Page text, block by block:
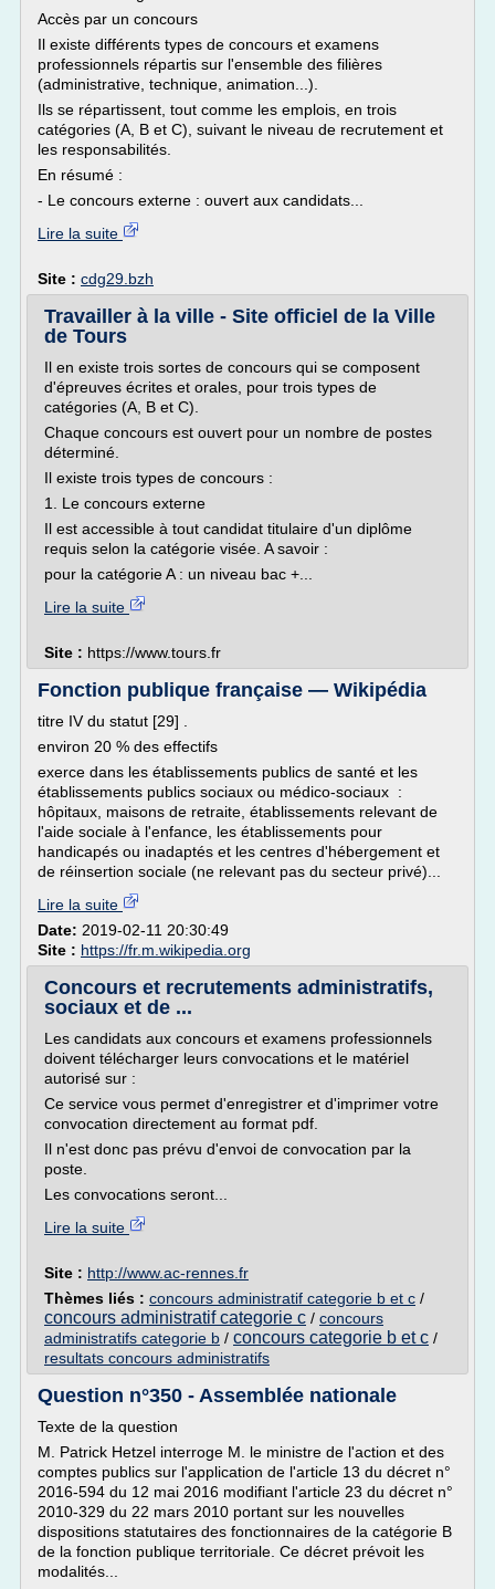
Accès par un concours
Il existe différents types de concours et examens
professionnels répartis sur l'ensemble des filières
(administrative, technique, animation...).
Ils se répartissent, tout comme les emplois, en trois
catégories (A, B et C), suivant le niveau de recrutement et
les responsabilités.
En résumé :
- Le concours externe : ouvert aux candidats...
Lire la suite
Site : cdg29.bzh
Travailler à la ville - Site officiel de la Ville
de Tours
Il en existe trois sortes de concours qui se composent
d'épreuves écrites et orales, pour trois types de
catégories (A, B et C).
Chaque concours est ouvert pour un nombre de postes
déterminé.
Il existe trois types de concours :
1. Le concours externe
Il est accessible à tout candidat titulaire d'un diplôme
requis selon la catégorie visée. A savoir :
pour la catégorie A : un niveau bac +...
Lire la suite
Site : https://www.tours.fr
Fonction publique française — Wikipédia
titre IV du statut [29] .
environ 20 % des effectifs
exerce dans les établissements publics de santé et les
établissements publics sociaux ou médico-sociaux :
hôpitaux, maisons de retraite, établissements relevant de
l'aide sociale à l'enfance, les établissements pour
handicapés ou inadaptés et les centres d'hébergement et
de réinsertion sociale (ne relevant pas du secteur privé)...
Lire la suite
Date: 2019-02-11 20:30:49
Site : https://fr.m.wikipedia.org
Concours et recrutements administratifs,
sociaux et de ...
Les candidats aux concours et examens professionnels
doivent télécharger leurs convocations et le matériel
autorisé sur :
Ce service vous permet d'enregistrer et d'imprimer votre
convocation directement au format pdf.
Il n'est donc pas prévu d'envoi de convocation par la
poste.
Les convocations seront...
Lire la suite
Site : http://www.ac-rennes.fr
Thèmes liés : concours administratif categorie b et c /
concours administratif categorie c / concours
administratifs categorie b / concours categorie b et c /
resultats concours administratifs
Question n°350 - Assemblée nationale
Texte de la question
M. Patrick Hetzel interroge M. le ministre de l'action et des
comptes publics sur l'application de l'article 13 du décret n°
2016-594 du 12 mai 2016 modifiant l'article 23 du décret n°
2010-329 du 22 mars 2010 portant sur les nouvelles
dispositions statutaires des fonctionnaires de la catégorie B
de la fonction publique territoriale. Ce décret prévoit les
modalités...